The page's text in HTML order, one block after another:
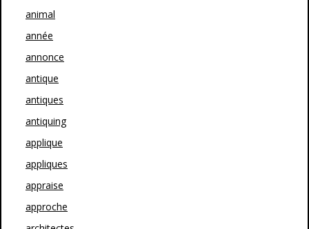
animal
année
annonce
antique
antiques
antiquing
applique
appliques
appraise
approche